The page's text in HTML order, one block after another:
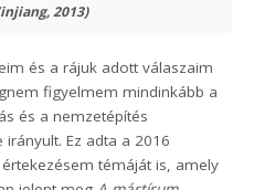
2013)
és a rájuk adott válaszaim
figyelmem mindinkább a
és a nemzetépítés
Ez adta a 2016
témáját is, amely